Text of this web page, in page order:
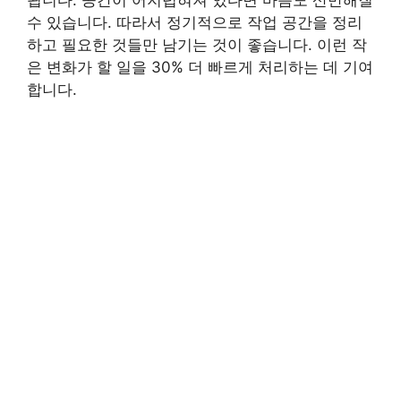
수 있습니다. 따라서 정기적으로 작업 공간을 정리
하고 필요한 것들만 남기는 것이 좋습니다. 이런 작
은 변화가 할 일을 30% 더 빠르게 처리하는 데 기여
합니다.